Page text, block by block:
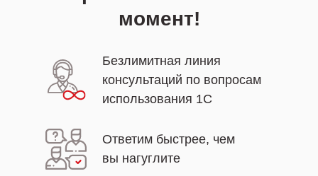
момент!
Безлимитная линия
консультаций по вопросам
использования 1С
Ответим быстрее, чем
вы нагуглите